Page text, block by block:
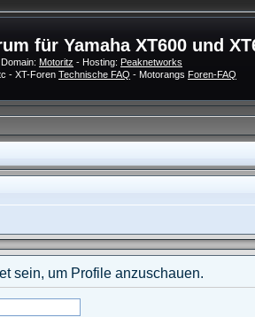
für Yamaha XT600 und
Motoritz - Hosting: Peaknetworks
- XT-Foren Technische FAQ - Motorangs Foren-FAQ
sein, um Profile anzuschauen.